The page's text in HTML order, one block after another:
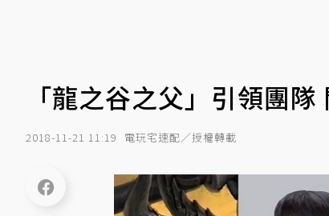
「龍之谷之父」引領團
2018-11-21 11:19 電玩宅速配／授權轉載